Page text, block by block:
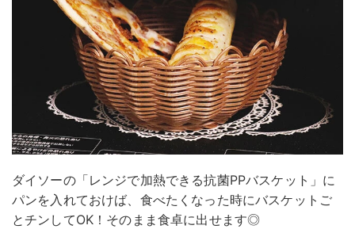
ダイソーの「レンジで加熱できる抗菌PPバスケット」に
パンを入れておけば、食べたくなった時にバスケットご
とチンしてOK！そのまま食卓に出せます◎